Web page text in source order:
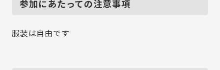
参加にあたっての注意事項
服装は自由です